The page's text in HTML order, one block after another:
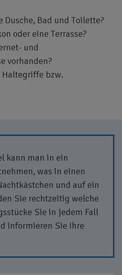
Dusche, Bad und Toilette?
oder eine Terrasse?
und
vorhanden?
Haltegriffe bzw.
kann man in ein
was in einen
und auf ein
Sie rechtzeitig welche
Sie in jedem Fall
informieren Sie Ihre